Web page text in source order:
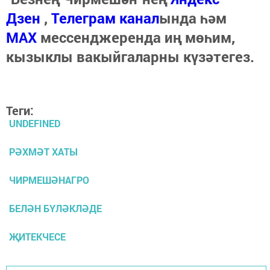
Дзен , Телеграм каналында һәм
МАХ мессенджеренда иң мөһим,
кызыклы вакыйгаларны күзәтегез.
Теги:
UNDEFINED
РӘХМӘТ ХАТЫ
ЧИРМЕШӘНАГРО
БЕЛӘН БҮЛӘКЛӘДЕ
ҖИТЕКЧЕСЕ